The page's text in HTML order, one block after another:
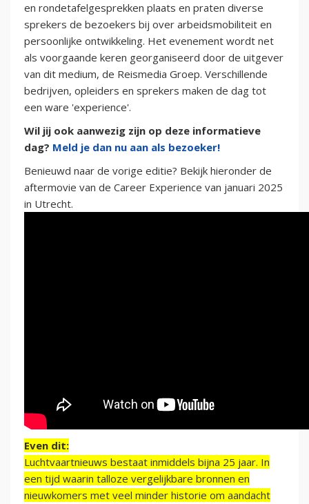
en rondetafelgesprekken plaats en praten diverse
sprekers de bezoekers bij over arbeidsmobiliteit en
persoonlijke ontwikkeling. Het evenement wordt net
als voorgaande keren georganiseerd door de uitgever
van dit medium, de Reismedia Groep. Verschillende
bedrijven, opleiders en sprekers maken de dag tot
een ware 'experience'.
Wil jij ook aanwezig zijn op deze informatieve
dag? Meld je dan nu aan als bezoeker!
Benieuwd naar de vorige editie? Bekijk hieronder de
aftermovie van de Career Experience van januari 2025
in Utrecht.
Even dit:
Luchtvaartnieuws bestaat inmiddels bijna 25 jaar. In
een tijd waarin talloze vergelijkbare bronnen en
nieuwkomers met veel minder historie om aandacht